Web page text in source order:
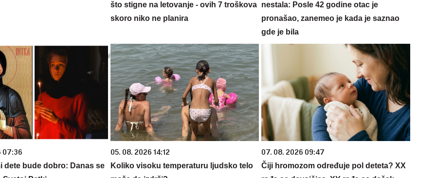
što stigne na letovanje - ovih 7 troškova
skoro niko ne planira
nestala: Posle 42 godine otac je
pronašao, zanemeo je kada je saznao
gde je bila
07:36
dete bude dobro: Danas se
05. 08. 2026 14:12
Koliko visoku temperaturu ljudsko telo
07. 08. 2026 09:47
Čiji hromozom određuje pol deteta? XX